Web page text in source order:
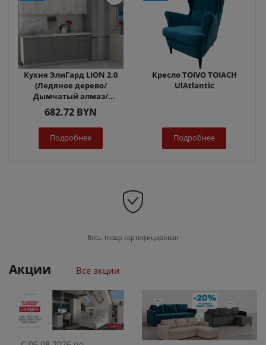
Кухня ЭлиГард LION 2,0
(Ледяное дерево/
Дымчатый алмаз/
Королевский опал)
682.72 BYN
Подробнее
Кресло TOIVO TOIACH
UlAtlantic
Подробнее
Весь товар сертифицирован
Акции Все акции